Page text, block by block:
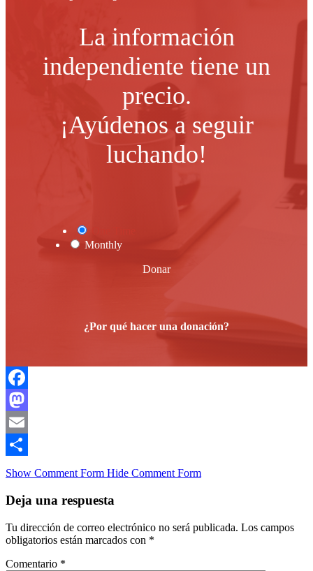
La información
independiente tiene un
precio.
¡Ayúdenos a seguir
luchando!
Monthly
Donar
¿Por qué hacer una donación?
Facebook
Mastodon
Email
Compartir
Show Comment Form Hide Comment Form
Deja una respuesta
Tu dirección de correo electrónico no será publicada. Los campos
obligatorios están marcados con *
Comentario *